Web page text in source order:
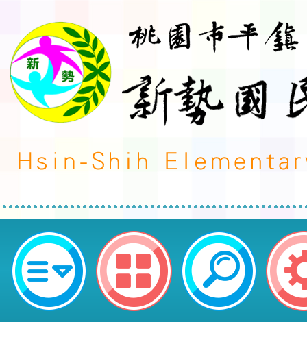
局2026桃園閩南文化節「藝閣踩
簡章，及「藝閣製作工坊」文宣-
國民小學